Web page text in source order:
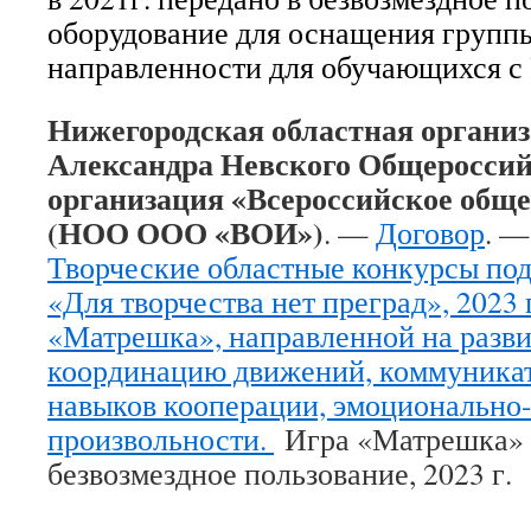
оборудование для оснащения
направленности для обучающихся
Нижегородская областная
Александра Невского
организация «Всероссийское
(НОО ООО «ВОИ»). —Договор. —
Творческие областные конкурсы
«Для творчества нет преград»,
«Матрешка», направленной на
координацию движений,
навыков кооперации,
произвольности. Игра «Матрешка»
безвозмездное пользование, 2023 г.